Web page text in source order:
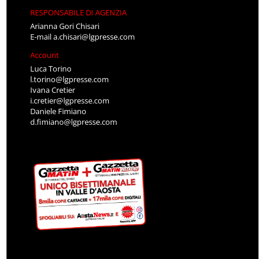
RESPONSABILE DI AGENZIA
Arianna Gori Chisari
E-maila.chisari@lgpresse.com
Account
Luca Torino
l.torino@lgpresse.com
Ivana Cretier
i.cretier@lgpresse.com
Daniele Fimiano
d.fimiano@lgpresse.com